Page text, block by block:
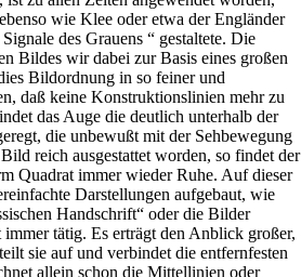
wie Klee oder etwa der Engländer
des Grauens “ gestaltete. Die
Bildes wir dabei zur Basis eines großen
Bildordnung in so feiner und
daß keine Konstruktionslinien mehr zu
das Auge die deutlich unterhalb der
die unbewußt mit der Sehbewegung
reich ausgestattet worden, so findet der
Quadrat immer wieder Ruhe. Auf dieser
Darstellungen aufgebaut, wie
Handschrift“ oder die Bilder
tätig. Es erträgt den Anblick großer,
sie auf und verbindet die entfernfesten
allein schon die Mittellinien oder